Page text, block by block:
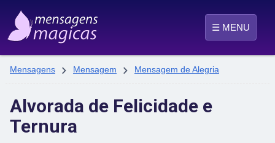
☰ MENU
Mensagens  Mensagem  Mensagem de Alegria
Alvorada de Felicidade e
Ternura